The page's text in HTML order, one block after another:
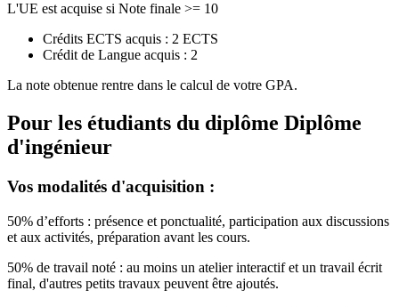
L'UE est acquise si Note finale >= 10
Crédits ECTS acquis : 2 ECTS
Crédit de Langue acquis : 2
La note obtenue rentre dans le calcul de votre GPA.
Pour les étudiants du diplôme Diplôme
d'ingénieur
Vos modalités d'acquisition :
50% d’efforts : présence et ponctualité, participation aux discussions
et aux activités, préparation avant les cours.
50% de travail noté : au moins un atelier interactif et un travail écrit
final, d'autres petits travaux peuvent être ajoutés.